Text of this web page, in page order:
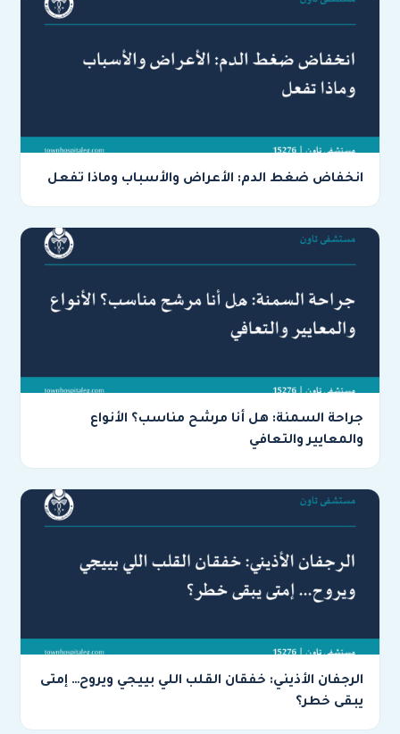
انخفاض ضغط الدم: الأعراض والأسباب وماذا تفعل
جراحة السمنة: هل أنا مرشح مناسب؟ الأنواع
والمعايير والتعافي
الرجفان الأذيني: خفقان القلب اللي بييجي ويروح… إمتى
يبقى خطر؟